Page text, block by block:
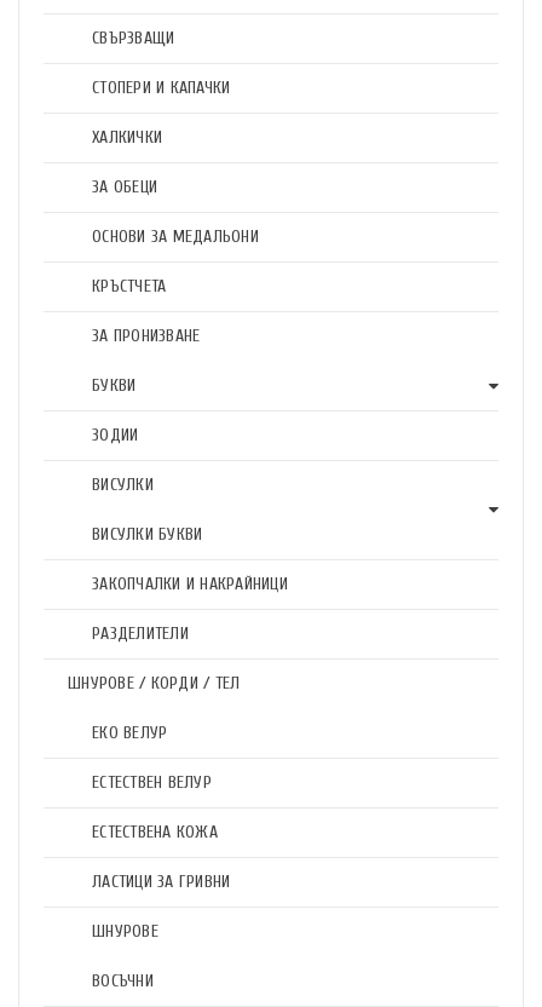
СВЪРЗВАЩИ
СТОПЕРИ И КАПАЧКИ
ХАЛКИЧКИ
ЗА ОБЕЦИ
ОСНОВИ ЗА МЕДАЛЬОНИ
КРЪСТЧЕТА
ЗА ПРОНИЗВАНЕ
БУКВИ
ЗОДИИ
ВИСУЛКИ
ВИСУЛКИ БУКВИ
ЗАКОПЧАЛКИ И НАКРАЙНИЦИ
РАЗДЕЛИТЕЛИ
ШНУРОВЕ / КОРДИ / ТЕЛ
ЕКО ВЕЛУР
ЕСТЕСТВЕН ВЕЛУР
ЕСТЕСТВЕНА КОЖА
ЛАСТИЦИ ЗА ГРИВНИ
ШНУРОВЕ
ВОСЪЧНИ